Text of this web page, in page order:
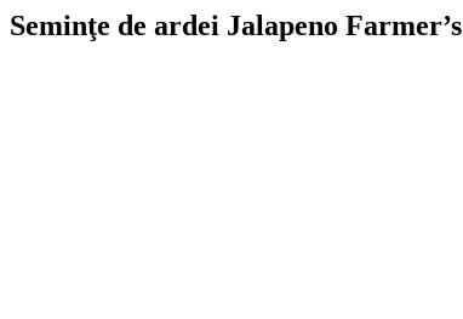
Seminţe de ardei Jalapeno Farmer’s